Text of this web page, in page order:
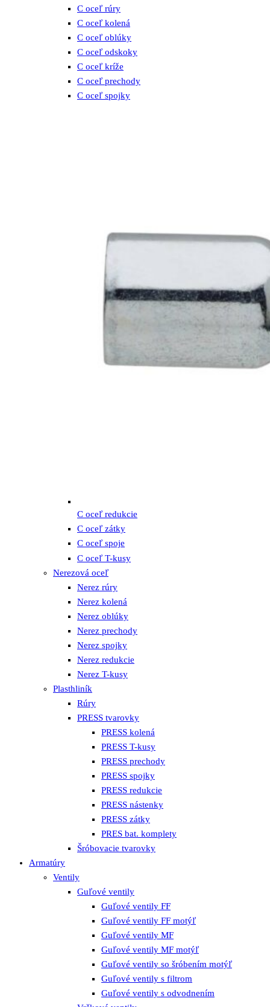
C oceľ rúry
C oceľ kolená
C oceľ oblúky
C oceľ odskoky
C oceľ kríže
C oceľ prechody
C oceľ spojky
C oceľ redukcie
C oceľ zátky
C oceľ spoje
C oceľ T-kusy
Nerezová oceľ
Nerez rúry
Nerez kolená
Nerez oblúky
Nerez prechody
Nerez spojky
Nerez redukcie
Nerez T-kusy
Plasthliník
Rúry
PRESS tvarovky
PRESS kolená
PRESS T-kusy
PRESS prechody
PRESS spojky
PRESS redukcie
PRESS nástenky
PRESS zátky
PRES bat. komplety
Šróbovacie tvarovky
Armatúry
Ventily
Guľové ventily
Guľové ventily FF
Guľové ventily FF motýľ
Guľové ventily MF
Guľové ventily MF motýľ
Guľové ventily so šróbením motýľ
Guľové ventily s filtrom
Guľové ventily s odvodnením